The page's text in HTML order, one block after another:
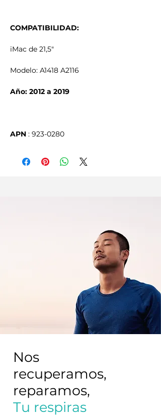
COMPATIBILIDAD:
iMac de 21,5"
Modelo: A1418 A2116
Año: 2012 a 2019
APN : 923-0280
Nos
recuperamos,
reparamos,
Tu respiras